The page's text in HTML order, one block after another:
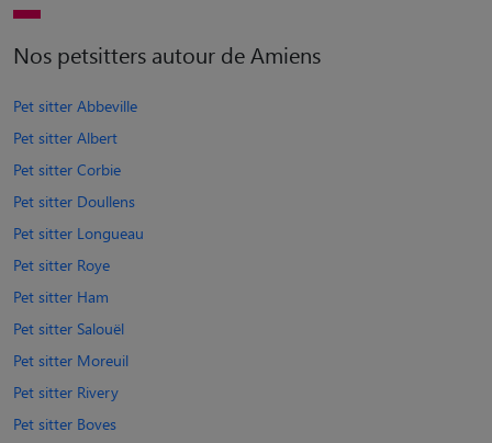
Nos petsitters autour de Amiens
Pet sitter Abbeville
Pet sitter Albert
Pet sitter Corbie
Pet sitter Doullens
Pet sitter Longueau
Pet sitter Roye
Pet sitter Ham
Pet sitter Salouël
Pet sitter Moreuil
Pet sitter Rivery
Pet sitter Boves